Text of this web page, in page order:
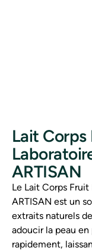
Lait Corps
ARTISAN
Le Lait Corps
ARTISAN est un
extraits naturels
adoucir la peau
rapidement,